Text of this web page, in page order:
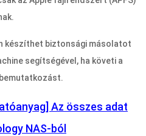
készíthet biztonsági másolatot
segítségével, ha követi a
Az összes adat
NAS-ból